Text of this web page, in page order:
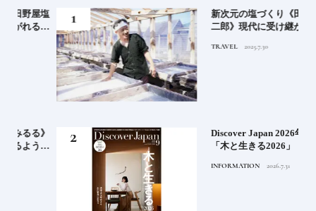
新次元の塩づくり《田野屋塩
二郎》現代に受け継がれる高
知の“塩"スピリット塩の道を
ゆく高知旅｜中編
TRAVEL 2025.7.30
Discover Japan 2026年9月号
「木と生きる2026」
INFORMATION 2026.7.31